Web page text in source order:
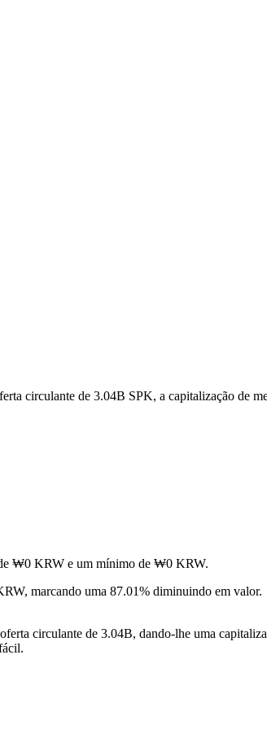
circulante de 3.04B SPK, a capitalização de
₩0 KRW e um mínimo de ₩0 KRW.
marcando uma 87.01% diminuindo em valor.
circulante de 3.04B, dando-lhe uma